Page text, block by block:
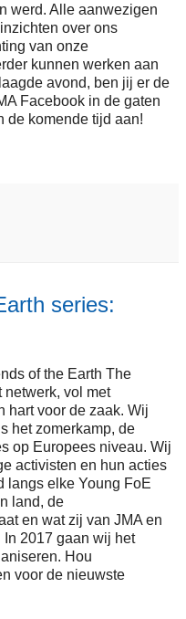
werd. Alle aanwezigen
over ons
van onze
kunnen werken aan
avond, ben jij er de
Facebook in de gaten
de komende tijd aan!
series:
of the Earth The
netwerk, vol met
hart voor de zaak. Wij
het zomerkamp, de
op Europees niveau. Wij
activisten en hun acties
langs elke Young FoE
land, de
en wat zij van JMA en
2017 gaan wij het
Hou
voor de nieuwste